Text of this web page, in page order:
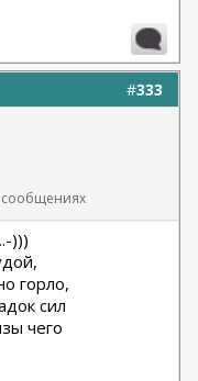
#333
сообщениях
)))
горло,
сил
чего